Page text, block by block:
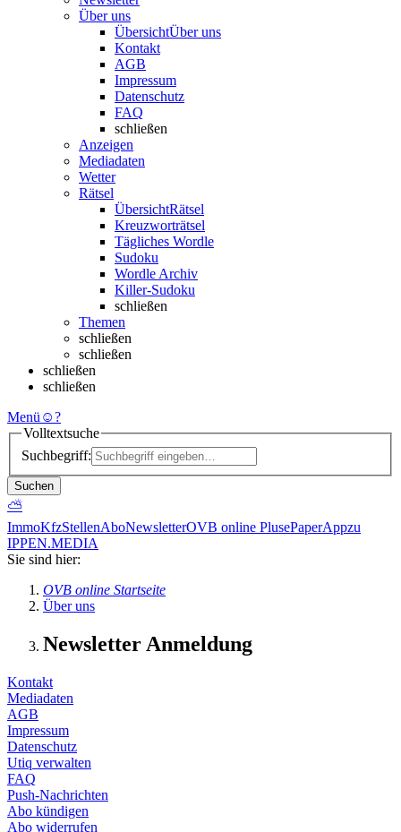
Über uns
ÜbersichtÜber uns
Kontakt
AGB
Impressum
Datenschutz
FAQ
schließen
Anzeigen
Mediadaten
Wetter
Rätsel
ÜbersichtRätsel
Kreuzworträtsel
Tägliches Wordle
Sudoku
Wordle Archiv
Killer-Sudoku
schließen
Themen
schließen
schließen
schließen
schließen
Menü ☺?
Volltextsuche
Suchbegriff:
Suchen
⛅
ImmoKfzStellenAboNewsletterOVB online PlusePaperAppzu
IPPEN.MEDIA
Sie sind hier:
OVB online Startseite
Über uns
Newsletter Anmeldung
Kontakt
Mediadaten
AGB
Impressum
Datenschutz
Utiq verwalten
FAQ
Push-Nachrichten
Abo kündigen
Abo widerrufen